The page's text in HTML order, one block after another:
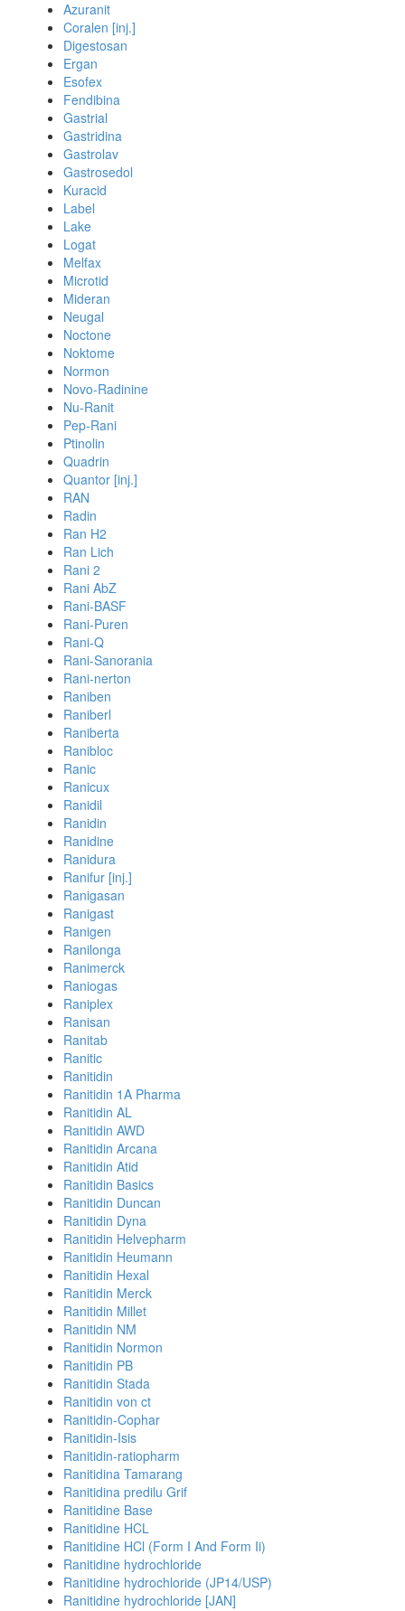
Azuranit
Coralen [inj.]
Digestosan
Ergan
Esofex
Fendibina
Gastrial
Gastridina
Gastrolav
Gastrosedol
Kuracid
Label
Lake
Logat
Melfax
Microtid
Mideran
Neugal
Noctone
Noktome
Normon
Novo-Radinine
Nu-Ranit
Pep-Rani
Ptinolin
Quadrin
Quantor [inj.]
RAN
Radin
Ran H2
Ran Lich
Rani 2
Rani AbZ
Rani-BASF
Rani-Puren
Rani-Q
Rani-Sanorania
Rani-nerton
Raniben
Raniberl
Raniberta
Ranibloc
Ranic
Ranicux
Ranidil
Ranidin
Ranidine
Ranidura
Ranifur [inj.]
Ranigasan
Ranigast
Ranigen
Ranilonga
Ranimerck
Raniogas
Raniplex
Ranisan
Ranitab
Ranitic
Ranitidin
Ranitidin 1A Pharma
Ranitidin AL
Ranitidin AWD
Ranitidin Arcana
Ranitidin Atid
Ranitidin Basics
Ranitidin Duncan
Ranitidin Dyna
Ranitidin Helvepharm
Ranitidin Heumann
Ranitidin Hexal
Ranitidin Merck
Ranitidin Millet
Ranitidin NM
Ranitidin Normon
Ranitidin PB
Ranitidin Stada
Ranitidin von ct
Ranitidin-Cophar
Ranitidin-Isis
Ranitidin-ratiopharm
Ranitidina Tamarang
Ranitidina predilu Grif
Ranitidine Base
Ranitidine HCL
Ranitidine HCl (Form I And Form Ii)
Ranitidine hydrochloride
Ranitidine hydrochloride (JP14/USP)
Ranitidine hydrochloride [JAN]